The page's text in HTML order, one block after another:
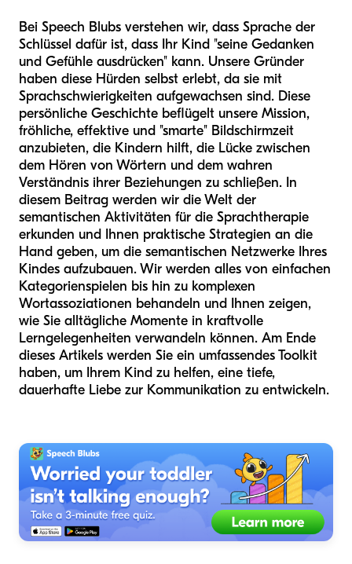
Bei Speech Blubs verstehen wir, dass Sprache der
Schlüssel dafür ist, dass Ihr Kind "seine Gedanken
und Gefühle ausdrücken" kann. Unsere Gründer
haben diese Hürden selbst erlebt, da sie mit
Sprachschwierigkeiten aufgewachsen sind. Diese
persönliche Geschichte beflügelt unsere Mission,
fröhliche, effektive und "smarte" Bildschirmzeit
anzubieten, die Kindern hilft, die Lücke zwischen
dem Hören von Wörtern und dem wahren
Verständnis ihrer Beziehungen zu schließen. In
diesem Beitrag werden wir die Welt der
semantischen Aktivitäten für die Sprachtherapie
erkunden und Ihnen praktische Strategien an die
Hand geben, um die semantischen Netzwerke Ihres
Kindes aufzubauen. Wir werden alles von einfachen
Kategorienspielen bis hin zu komplexen
Wortassoziationen behandeln und Ihnen zeigen,
wie Sie alltägliche Momente in kraftvolle
Lerngelegenheiten verwandeln können. Am Ende
dieses Artikels werden Sie ein umfassendes Toolkit
haben, um Ihrem Kind zu helfen, eine tiefe,
dauerhafte Liebe zur Kommunikation zu entwickeln.